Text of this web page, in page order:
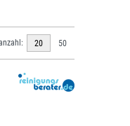
20 50